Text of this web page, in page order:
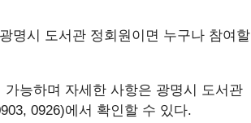
명시 도서관 정회원이면 누구나 참여할
가능하며 자세한 사항은 광명시 도서관
0926)에서 확인할 수 있다.